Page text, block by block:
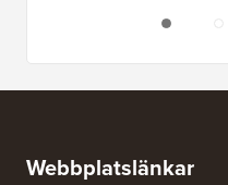
Webbplatslänkar